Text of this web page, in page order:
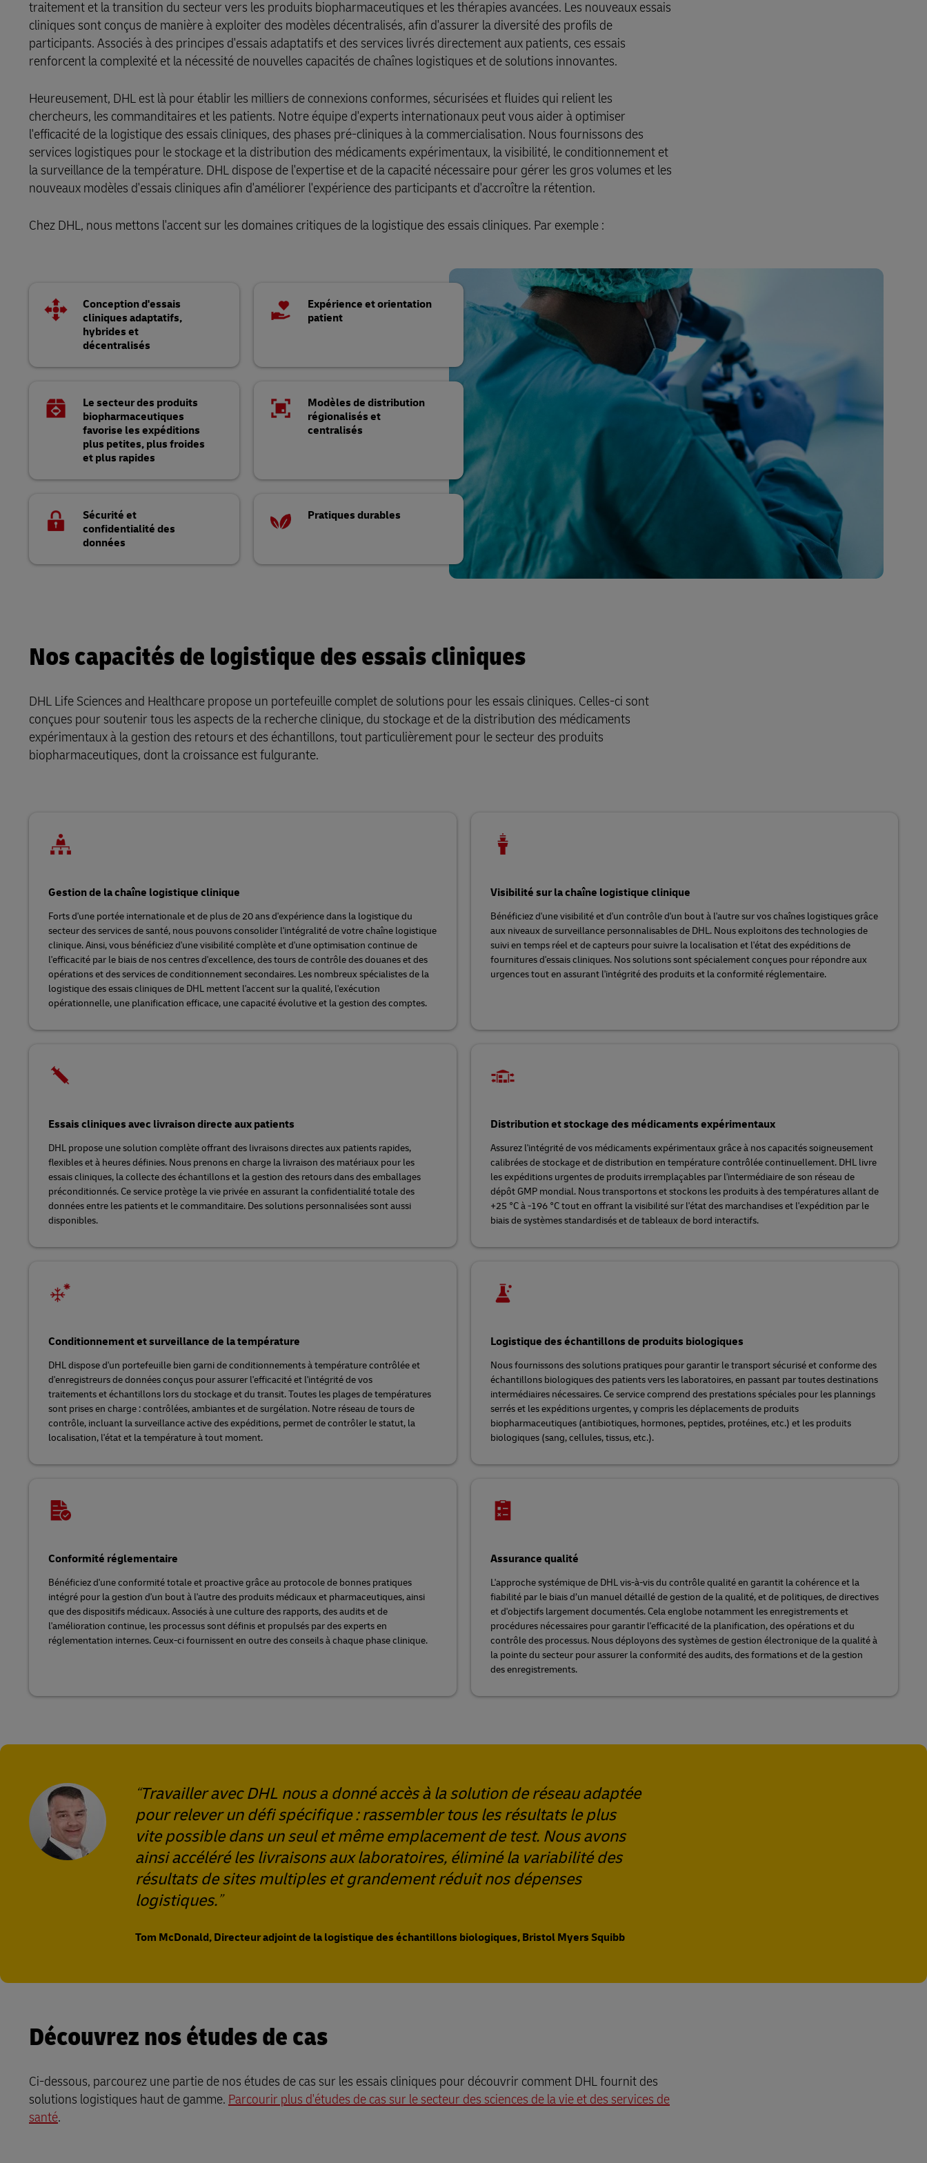
DHL SameDay
LifeTrack
En savoir plus sur les portails
En savoir plus sur les portails
Aide et secours
traitement et la transition du secteur vers les produits biopharmaceutiques et les thérapies avancées. Les nouveaux essais
cliniques sont conçus de manière à exploiter des modèles décentralisés, afin d'assurer la diversité des profils de
participants. Associés à des principes d'essais adaptatifs et des services livrés directement aux patients, ces essais
renforcent la complexité et la nécessité de nouvelles capacités de chaînes logistiques et de solutions innovantes.
Heureusement, DHL est là pour établir les milliers de connexions conformes, sécurisées et fluides qui relient les
chercheurs, les commanditaires et les patients. Notre équipe d'experts internationaux peut vous aider à optimiser
l'efficacité de la logistique des essais cliniques, des phases pré-cliniques à la commercialisation. Nous fournissons des
services logistiques pour le stockage et la distribution des médicaments expérimentaux, la visibilité, le conditionnement et
la surveillance de la température. DHL dispose de l'expertise et de la capacité nécessaire pour gérer les gros volumes et les
nouveaux modèles d'essais cliniques afin d'améliorer l'expérience des participants et d'accroître la rétention.
Chez DHL, nous mettons l'accent sur les domaines critiques de la logistique des essais cliniques. Par exemple :
Conception d'essais
cliniques adaptatifs,
hybrides et
décentralisés
Expérience et orientation
patient
Le secteur des produits
biopharmaceutiques
favorise les expéditions
plus petites, plus froides
et plus rapides
Modèles de distribution
régionalisés et
centralisés
Sécurité et
confidentialité des
données
Pratiques durables
Nos capacités de logistique des essais cliniques
DHL Life Sciences and Healthcare propose un portefeuille complet de solutions pour les essais cliniques. Celles-ci sont
conçues pour soutenir tous les aspects de la recherche clinique, du stockage et de la distribution des médicaments
expérimentaux à la gestion des retours et des échantillons, tout particulièrement pour le secteur des produits
biopharmaceutiques, dont la croissance est fulgurante.
Gestion de la chaîne logistique clinique
Forts d'une portée internationale et de plus de 20 ans d'expérience dans la logistique du
secteur des services de santé, nous pouvons consolider l'intégralité de votre chaîne logistique
clinique. Ainsi, vous bénéficiez d'une visibilité complète et d'une optimisation continue de
l'efficacité par le biais de nos centres d'excellence, des tours de contrôle des douanes et des
opérations et des services de conditionnement secondaires. Les nombreux spécialistes de la
logistique des essais cliniques de DHL mettent l'accent sur la qualité, l'exécution
opérationnelle, une planification efficace, une capacité évolutive et la gestion des comptes.
Visibilité sur la chaîne logistique clinique
Bénéficiez d'une visibilité et d'un contrôle d'un bout à l'autre sur vos chaînes logistiques grâce
aux niveaux de surveillance personnalisables de DHL. Nous exploitons des technologies de
suivi en temps réel et de capteurs pour suivre la localisation et l'état des expéditions de
fournitures d'essais cliniques. Nos solutions sont spécialement conçues pour répondre aux
urgences tout en assurant l'intégrité des produits et la conformité réglementaire.
Essais cliniques avec livraison directe aux patients
DHL propose une solution complète offrant des livraisons directes aux patients rapides,
flexibles et à heures définies. Nous prenons en charge la livraison des matériaux pour les
essais cliniques, la collecte des échantillons et la gestion des retours dans des emballages
préconditionnés. Ce service protège la vie privée en assurant la confidentialité totale des
données entre les patients et le commanditaire. Des solutions personnalisées sont aussi
disponibles.
Distribution et stockage des médicaments expérimentaux
Assurez l'intégrité de vos médicaments expérimentaux grâce à nos capacités soigneusement
calibrées de stockage et de distribution en température contrôlée continuellement. DHL livre
les expéditions urgentes de produits irremplaçables par l'intermédiaire de son réseau de
dépôt GMP mondial. Nous transportons et stockons les produits à des températures allant de
+25 °C à -196 °C tout en offrant la visibilité sur l'état des marchandises et l'expédition par le
biais de systèmes standardisés et de tableaux de bord interactifs.
Conditionnement et surveillance de la température
DHL dispose d'un portefeuille bien garni de conditionnements à température contrôlée et
d'enregistreurs de données conçus pour assurer l'efficacité et l'intégrité de vos
traitements et échantillons lors du stockage et du transit. Toutes les plages de températures
sont prises en charge : contrôlées, ambiantes et de surgélation. Notre réseau de tours de
contrôle, incluant la surveillance active des expéditions, permet de contrôler le statut, la
localisation, l'état et la température à tout moment.
Logistique des échantillons de produits biologiques
Nous fournissons des solutions pratiques pour garantir le transport sécurisé et conforme des
échantillons biologiques des patients vers les laboratoires, en passant par toutes destinations
intermédiaires nécessaires. Ce service comprend des prestations spéciales pour les plannings
serrés et les expéditions urgentes, y compris les déplacements de produits
biopharmaceutiques (antibiotiques, hormones, peptides, protéines, etc.) et les produits
biologiques (sang, cellules, tissus, etc.).
Conformité réglementaire
Bénéficiez d'une conformité totale et proactive grâce au protocole de bonnes pratiques
intégré pour la gestion d'un bout à l'autre des produits médicaux et pharmaceutiques, ainsi
que des dispositifs médicaux. Associés à une culture des rapports, des audits et de
l'amélioration continue, les processus sont définis et propulsés par des experts en
réglementation internes. Ceux-ci fournissent en outre des conseils à chaque phase clinique.
Assurance qualité
L'approche systémique de DHL vis-à-vis du contrôle qualité en garantit la cohérence et la
fiabilité par le biais d’un manuel détaillé de gestion de la qualité, et de politiques, de directives
et d'objectifs largement documentés. Cela englobe notamment les enregistrements et
procédures nécessaires pour garantir l'efficacité de la planification, des opérations et du
contrôle des processus. Nous déployons des systèmes de gestion électronique de la qualité à
la pointe du secteur pour assurer la conformité des audits, des formations et de la gestion
des enregistrements.
Travailler avec DHL nous a donné accès à la solution de réseau adaptée
pour relever un défi spécifique : rassembler tous les résultats le plus
vite possible dans un seul et même emplacement de test. Nous avons
ainsi accéléré les livraisons aux laboratoires, éliminé la variabilité des
résultats de sites multiples et grandement réduit nos dépenses
logistiques.
Tom McDonald, Directeur adjoint de la logistique des échantillons biologiques, Bristol Myers Squibb
Découvrez nos études de cas
Ci-dessous, parcourez une partie de nos études de cas sur les essais cliniques pour découvrir comment DHL fournit des
solutions logistiques haut de gamme. Parcourir plus d'études de cas sur le secteur des sciences de la vie et des services de
santé.